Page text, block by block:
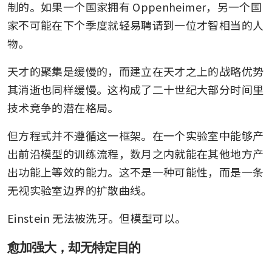
制的。如果一个国家拥有 Oppenheimer，另一个国
家不可能在下个季度就轻易聘请到一位才智相当的人
物。
天才的聚集是缓慢的，而建立在天才之上的战略优势
其消逝也同样缓慢。这构成了二十世纪大部分时间里
技术竞争的潜在格局。
但方程式并不遵循这一框架。在一个实验室中能够产
出前沿模型的训练流程，数月之内就能在其他地方产
出功能上等效的能力。这不是一种可能性，而是一条
无视实验室边界的扩散曲线。
Einstein 无法被洗牙。但模型可以。
愈加强大，却无特定目的